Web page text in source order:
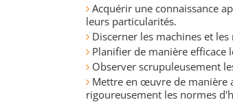
Acquérir une connaissance
leurs particularités.
Discerner les machines et
Planifier de manière efficace
Observer scrupuleusement
Mettre en œuvre de manière
rigoureusement les normes